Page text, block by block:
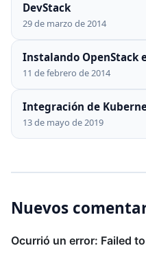
DevStack
29 de marzo de 2014
Instalando OpenStack
11 de febrero de 2014
Integración de
13 de mayo de 2019
Nuevos